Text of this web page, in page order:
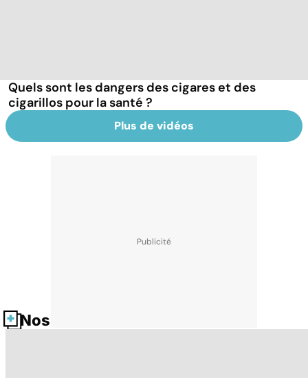
Quels sont les dangers des cigares et des
cigarillos pour la santé ?
Plus de vidéos
Nos fiches santé